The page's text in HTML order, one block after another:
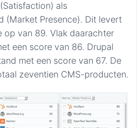
als
(Market Presence). Dit levert
op van 89. Vlak daarachter
een score van 86. Drupal
met een score van 67. De
zeventien CMS-producten.